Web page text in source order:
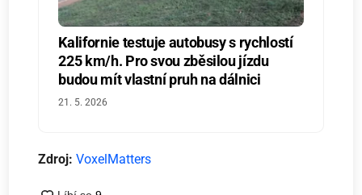
Kalifornie testuje autobusy s rychlostí
225 km/h. Pro svou zběsilou jízdu
budou mít vlastní pruh na dálnici
21. 5. 2026
Zdroj: VoxelMatters